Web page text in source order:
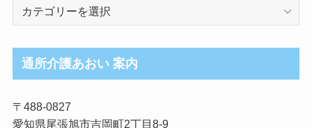
ロ
グ
事
カ
通所介護あおい 案内
〒488-0827
愛知県尾張旭市吉岡町2丁目8-9